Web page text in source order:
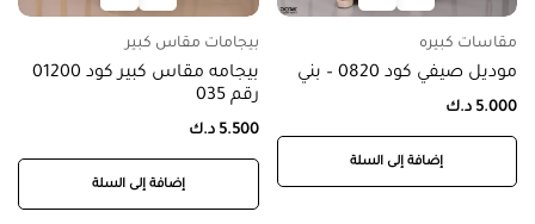
مقاسات كبيره
موديل صيفي كود 0820 – بني
5.000 د.ك
إضافة إلى السلة
بيجامات مقاس كبير
بيجامه مقاس كبير كود 01200
رقم 035
5.500 د.ك
إضافة إلى السلة